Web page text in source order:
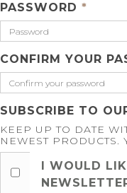
PASSWORD *
CONFIRM YOUR
SUBSCRIBE TO
KEEP UP TO DATE
NEWEST
I WOULD